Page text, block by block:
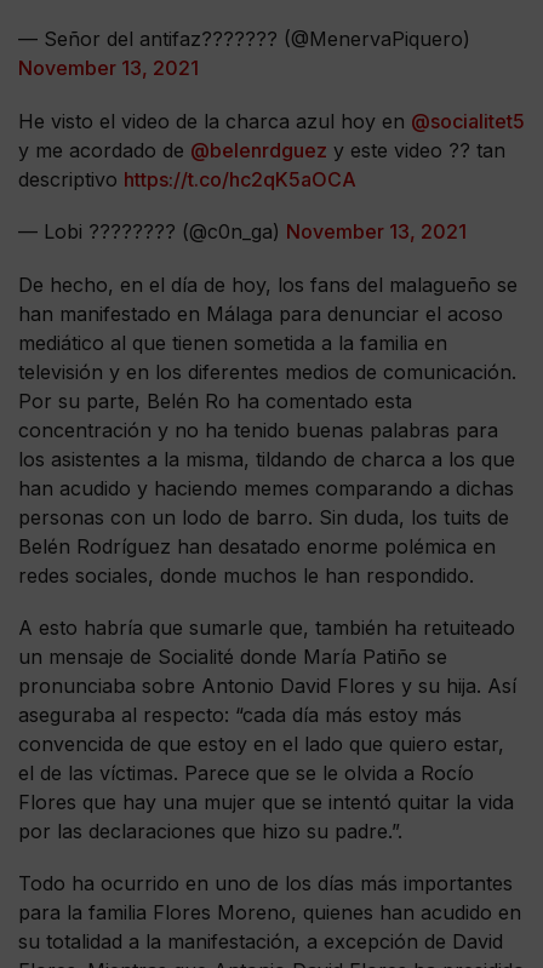
— Señor del antifaz?????‍?? (@MenervaPiquero)
November 13, 2021
He visto el video de la charca azul hoy en @socialitet5
y me acordado de @belenrdguez y este video ?? tan
descriptivo https://t.co/hc2qK5aOCA
— Lobi ???????? (@c0n_ga) November 13, 2021
De hecho, en el día de hoy, los fans del malagueño se
han manifestado en Málaga para denunciar el acoso
mediático al que tienen sometida a la familia en
televisión y en los diferentes medios de comunicación.
Por su parte, Belén Ro ha comentado esta
concentración y no ha tenido buenas palabras para
los asistentes a la misma, tildando de charca a los que
han acudido y haciendo memes comparando a dichas
personas con un lodo de barro. Sin duda, los tuits de
Belén Rodríguez han desatado enorme polémica en
redes sociales, donde muchos le han respondido.
A esto habría que sumarle que, también ha retuiteado
un mensaje de Socialité donde María Patiño se
pronunciaba sobre Antonio David Flores y su hija. Así
aseguraba al respecto: “cada día más estoy más
convencida de que estoy en el lado que quiero estar,
el de las víctimas. Parece que se le olvida a Rocío
Flores que hay una mujer que se intentó quitar la vida
por las declaraciones que hizo su padre.”.
Todo ha ocurrido en uno de los días más importantes
para la familia Flores Moreno, quienes han acudido en
su totalidad a la manifestación, a excepción de David